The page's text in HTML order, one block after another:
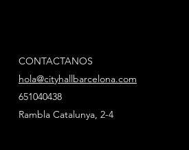
CONTACTANOS
hola@cityhallbarcelona.com
651040438
Rambla Catalunya, 2-4